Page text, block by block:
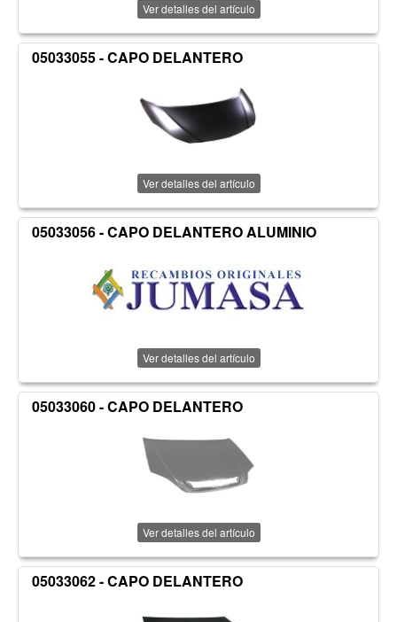
Ver detalles del artículo
05033055 - CAPO DELANTERO
Ver detalles del artículo
05033056 - CAPO DELANTERO ALUMINIO
Ver detalles del artículo
05033060 - CAPO DELANTERO
Ver detalles del artículo
05033062 - CAPO DELANTERO